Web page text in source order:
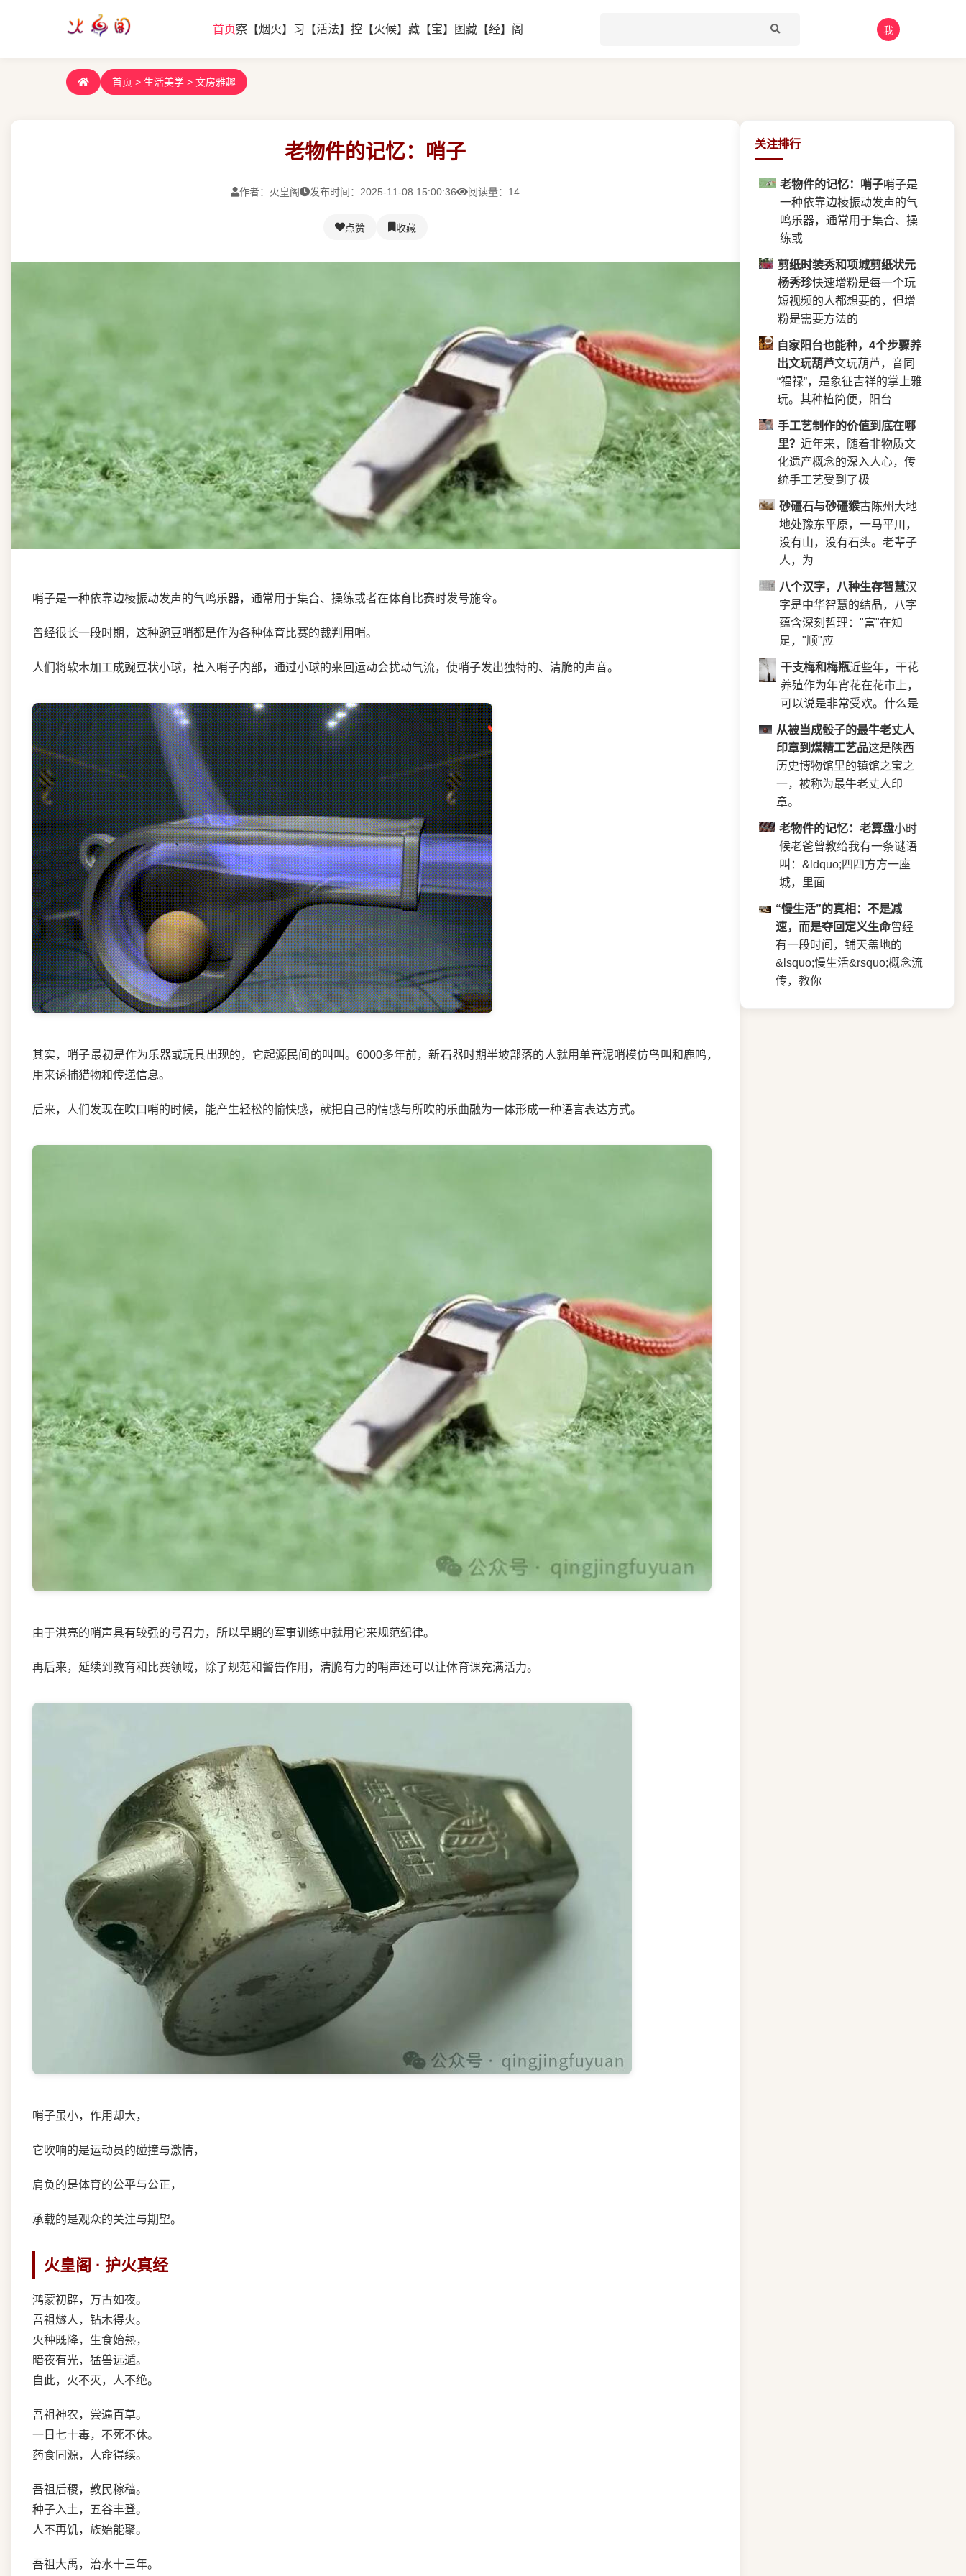
首页察【烟火】 习【活法】控【火候】藏【宝】图藏【经】阁 我
首页 > 生活美学 > 文房雅趣
老物件的记忆：哨子
作者：火皇阁 发布时间：2025-11-08 15:00:36 阅读量：14
点赞 收藏
哨子是一种依靠边棱振动发声的气鸣乐器，通常用于集合、操练或者在体育比赛时发号施令。
曾经很长一段时期，这种豌豆哨都是作为各种体育比赛的裁判用哨。
人们将软木加工成豌豆状小球，植入哨子内部，通过小球的来回运动会扰动气流，使哨子发出独特的、清脆的声音。
其实，哨子最初是作为乐器或玩具出现的，它起源民间的叫叫。6000多年前，新石器时期半坡部落的人就用单音泥哨模仿鸟叫和鹿鸣，
用来诱捕猎物和传递信息。
后来，人们发现在吹口哨的时候，能产生轻松的愉快感，就把自己的情感与所吹的乐曲融为一体形成一种语言表达方式。
由于洪亮的哨声具有较强的号召力，所以早期的军事训练中就用它来规范纪律。
再后来，延续到教育和比赛领域，除了规范和警告作用，清脆有力的哨声还可以让体育课充满活力。
哨子虽小，作用却大，
它吹响的是运动员的碰撞与激情，
肩负的是体育的公平与公正，
承载的是观众的关注与期望。
火皇阁 · 护火真经
鸿蒙初辟，万古如夜。
吾祖燧人，钻木得火。
火种既降，生食始熟，
暗夜有光，猛兽远遁。
自此，火不灭，人不绝。
吾祖神农，尝遍百草。
一日七十毒，不死不休。
药食同源，人命得续。
吾祖后稷，教民稼穑。
种子入土，五谷丰登。
人不再饥，族始能聚。
吾祖大禹，治水十三年。
关注排行
老物件的记忆：哨子哨子是
一种依靠边棱振动发声的气
鸣乐器，通常用于集合、操
练或
剪纸时装秀和项城剪纸状元
杨秀珍快速增粉是每一个玩
短视频的人都想要的，但增
粉是需要方法的​
自家阳台也能种，4个步骤养
出文玩葫芦文玩葫芦，音同
“福禄”，是象征吉祥的掌上雅
玩。其种植简便，阳台
手工艺制作的价值到底在哪
里？ 近年来，随着非物质文
化遗产概念的深入人心，传
统手工艺受到了极
砂礓石与砂礓猴古陈州大地
地处豫东平原，一马平川，
没有山，没有石头。老辈子
人，为
八个汉字，八种生存智慧汉
字是中华智慧的结晶，八字
蕴含深刻哲理："富"在知
足，"顺"应
干支梅和梅瓶近些年，干花
养殖作为年宵花在花市上，
可以说是非常受欢。什么是
从被当成骰子的最牛老丈人
印章到煤精工艺品这是陕西
历史博物馆里的镇馆之宝之
一，被称为最牛老丈人印
章。
老物件的记忆：老算盘小时
候老爸曾教给我有一条谜语
叫：&ldquo;四四方方一座
城，里面
“慢生活”的真相：不是减
速，而是夺回定义生命曾经
有一段时间，铺天盖地的
&lsquo;慢生活&rsquo;概念流
传，教你